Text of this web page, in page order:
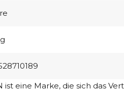
eine Marke, die sich das